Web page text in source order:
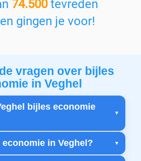
74.500tevreden
gingen je voor!
vragen over bijles
in Veghel
bijles economie
in Veghel?